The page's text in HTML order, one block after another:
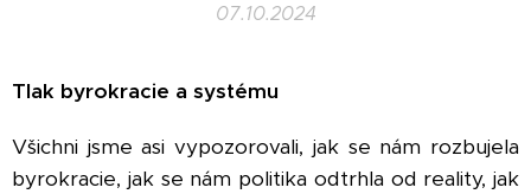
07.10.2024
Tlak byrokracie a systému
Všichni jsme asi vypozorovali, jak se nám rozbujela
byrokracie, jak se nám politika odtrhla od reality, jak